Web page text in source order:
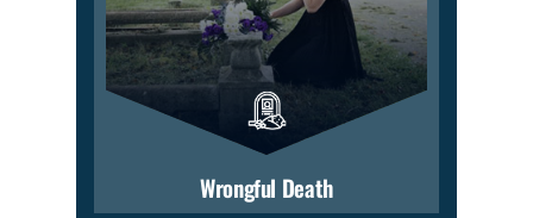
Wrongful Death